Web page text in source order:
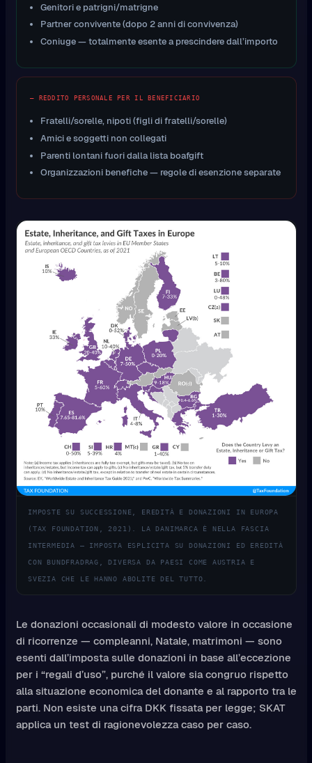
Genitori e patrigni/matrigne
Partner convivente (dopo 2 anni di convivenza)
Coniuge — totalmente esente a prescindere dall’importo
— REDDITO PERSONALE PER IL BENEFICIARIO
Fratelli/sorelle, nipoti (figli di fratelli/sorelle)
Amici e soggetti non collegati
Parenti lontani fuori dalla lista boafgift
Organizzazioni benefiche — regole di esenzione separate
IMPOSTE SU SUCCESSIONE, EREDITÀ E DONAZIONI IN EUROPA
(TAX FOUNDATION, 2021). LA DANIMARCA È NELLA FASCIA
INTERMEDIA — IMPOSTA ESPLICITA SU DONAZIONI ED EREDITÀ
CON BUNDFRADRAG, DIVERSA DA PAESI COME AUSTRIA E
SVEZIA CHE LE HANNO ABOLITE DEL TUTTO.
Le donazioni occasionali di modesto valore in occasione
di ricorrenze — compleanni, Natale, matrimoni — sono
esenti dall’imposta sulle donazioni in base all’eccezione
per i “regali d’uso”, purché il valore sia congruo rispetto
alla situazione economica del donante e al rapporto tra le
parti. Non esiste una cifra DKK fissata per legge; SKAT
applica un test di ragionevolezza caso per caso.